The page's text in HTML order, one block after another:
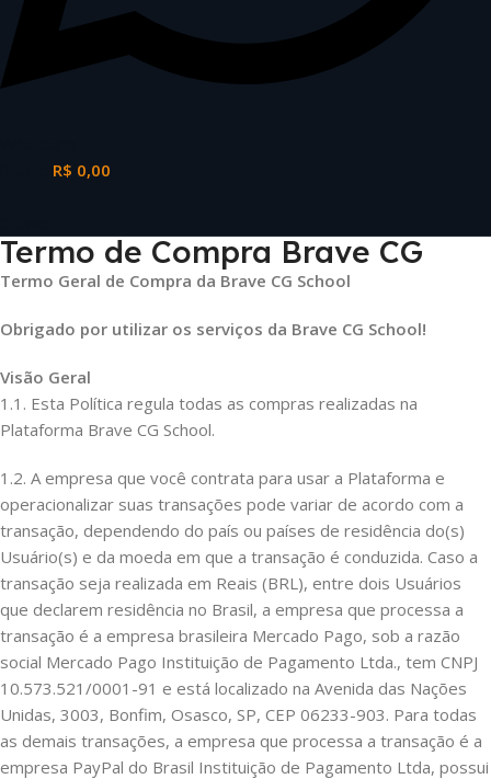
R$ 0,00
Termo de Compra Brave CG
Termo Geral de Compra da Brave CG School
Obrigado por utilizar os serviços da Brave CG School!
Visão Geral
1.1. Esta Política regula todas as compras realizadas na
Plataforma Brave CG School.
1.2. A empresa que você contrata para usar a Plataforma e
operacionalizar suas transações pode variar de acordo com a
transação, dependendo do país ou países de residência do(s)
Usuário(s) e da moeda em que a transação é conduzida. Caso a
transação seja realizada em Reais (BRL), entre dois Usuários
que declarem residência no Brasil, a empresa que processa a
transação é a empresa brasileira Mercado Pago, sob a razão
social Mercado Pago Instituição de Pagamento Ltda., tem CNPJ
10.573.521/0001-91 e está localizado na Avenida das Nações
Unidas, 3003, Bonfim, Osasco, SP, CEP 06233-903. Para todas
as demais transações, a empresa que processa a transação é a
empresa PayPal do Brasil Instituição de Pagamento Ltda, possui